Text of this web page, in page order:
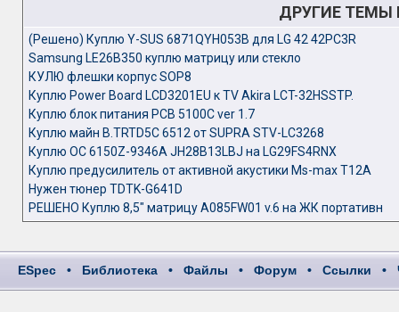
ДРУГИЕ ТЕМЫ
(Решено) Куплю Y-SUS 6871QYH053B для LG 42 42PC3R
Samsung LE26B350 куплю матрицу или стекло
КУЛЮ флешки корпус SOP8
Куплю Power Board LCD3201EU к TV Akira LCT-32HSSTP.
Куплю блок питания PCB 5100C ver 1.7
Куплю майн B.TRTD5C 6512 от SUPRA STV-LC3268
Куплю ОС 6150Z-9346A JH28B13LBJ на LG29FS4RNX
Куплю предусилитель от активной акустики Ms-max T12A
Нужен тюнер TDTK-G641D
РЕШЕНО Куплю 8,5" матрицу A085FW01 v.6 на ЖК портативн
ESpec • Библиотека • Файлы • Форум • Ссылки •